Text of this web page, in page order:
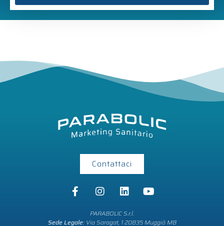
Contattaci
PARABOLIC S.r.l.
Sede Legale:Via Saragat, 1 20835 Muggió MB